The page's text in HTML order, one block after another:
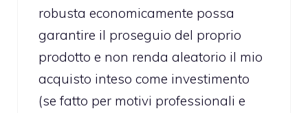
robusta economicamente possa
garantire il proseguio del proprio
prodotto e non renda aleatorio il mio
acquisto inteso come investimento
(se fatto per motivi professionali e